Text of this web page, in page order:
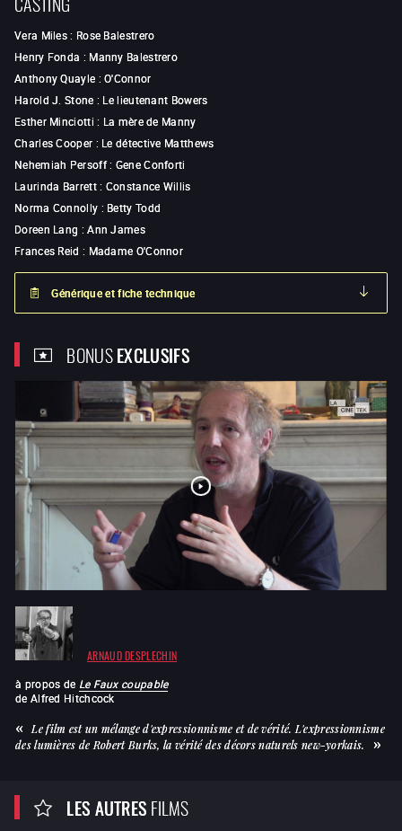
Vera Miles: Rose Balestrero
Henry Fonda : Manny Balestrero
Anthony Quayle :O'Connor
Harold J. Stone : Le lieutenant Bowers
Esther Minciotti : La mère de Manny
Charles Cooper : Le détective Matthews
Nehemiah Persoff: Gene Conforti
Laurinda Barrett: Constance Willis
Norma Connolly : Betty Todd
Doreen Lang :Ann James
Frances Reid : Madame O'Connor
Générique et fiche technique
BONUSEXCLUSIFS
ARNAUD DESPLECHIN
à propos de Le Faux coupable
de Alfred Hitchcock
Le film est un mélange d'expressionnisme et de vérité. L'expressionnisme
des lumières de Robert Burks, la vérité des décors naturels new-yorkais.
LES AUTRESFILMS